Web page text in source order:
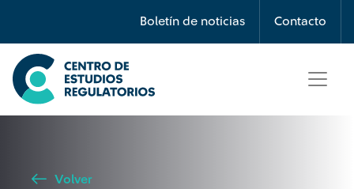
Boletín de noticias Contacto
Búsqueda
Seleccione país
Volver